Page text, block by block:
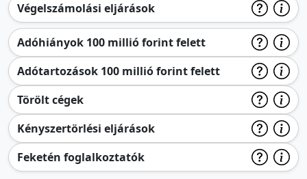
Végelszámolási eljárások
Adóhiányok 100 millió forint felett
Adótartozások 100 millió forint felett
Törölt cégek
Kényszertörlési eljárások
Feketén foglalkoztatók